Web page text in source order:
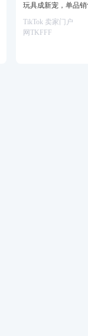
玩具成新宠，单品
TikTok 卖家门户
网TKFFF